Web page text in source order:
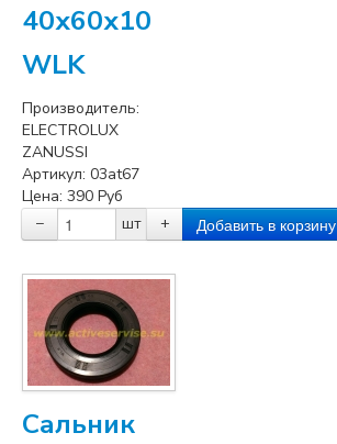
40x60x10
WLK
Производитель:
ELECTROLUX
ZANUSSI
Артикул: 03at67
Цена: 390 Руб
−
шт +
Сальник